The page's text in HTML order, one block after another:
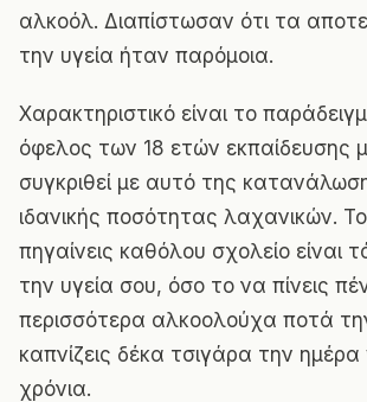
αλκοόλ. Διαπίστωσαν ότι τα
την υγεία ήταν παρόμοια.
Χαρακτηριστικό είναι το
όφελος των 18 ετών εκπαίδευσης
συγκριθεί με αυτό της
ιδανικής ποσότητας λαχανικών.
πηγαίνεις καθόλου σχολείο είναι
την υγεία σου, όσο το να πίνεις
περισσότερα αλκοολούχα ποτά
καπνίζεις δέκα τσιγάρα την ημέρα
χρόνια.